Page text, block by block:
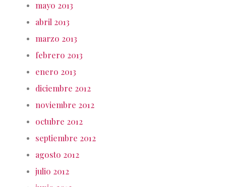
mayo 2013
abril 2013
marzo 2013
febrero 2013
enero 2013
diciembre 2012
noviembre 2012
octubre 2012
septiembre 2012
agosto 2012
julio 2012